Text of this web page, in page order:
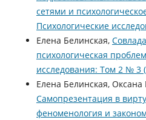
сетями и
Психологические
Елена Белинская,
психологическая
исследования: Том 2 № 3
Елена Белинская, Оксана
Самопрезентация в
феноменология и